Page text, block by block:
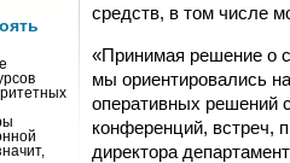
средств, в том числе
«Принимая решение о
мы ориентировались
оперативных решений
конференций, встреч,
директора